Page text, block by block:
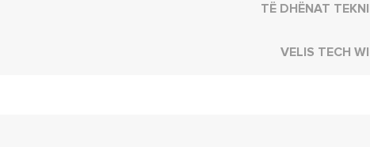
TË DHËNAT
VELIS TECH